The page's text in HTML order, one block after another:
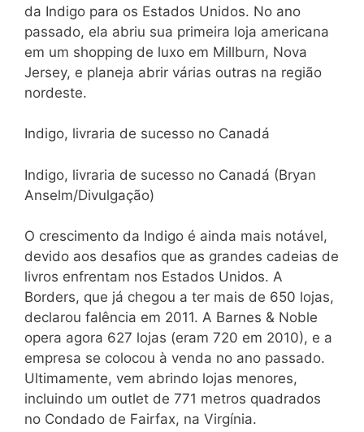
da Indigo para os Estados Unidos. No ano
passado, ela abriu sua primeira loja americana
em um shopping de luxo em Millburn, Nova
Jersey, e planeja abrir várias outras na região
nordeste.
Indigo, livraria de sucesso no Canadá
Indigo, livraria de sucesso no Canadá (Bryan
Anselm/Divulgação)
O crescimento da Indigo é ainda mais notável,
devido aos desafios que as grandes cadeias de
livros enfrentam nos Estados Unidos. A
Borders, que já chegou a ter mais de 650 lojas,
declarou falência em 2011. A Barnes & Noble
opera agora 627 lojas (eram 720 em 2010), e a
empresa se colocou à venda no ano passado.
Ultimamente, vem abrindo lojas menores,
incluindo um outlet de 771 metros quadrados
no Condado de Fairfax, na Virgínia.